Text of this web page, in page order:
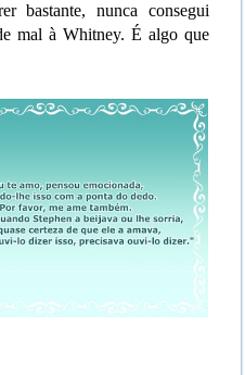
bastante, nunca consegui
mal à Whitney. É algo que